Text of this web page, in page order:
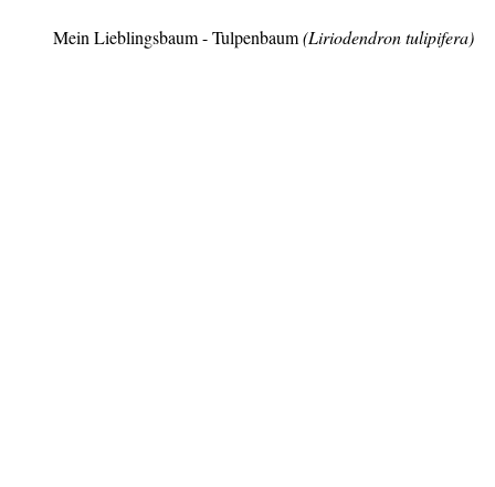
Mein Lieblingsbaum - Tulpenbaum(Liriodendron tulipifera)